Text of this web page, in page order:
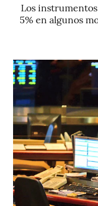
Los
5% en algunos